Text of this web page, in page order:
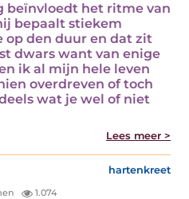
beïnvloedt het ritme van
bepaalt stiekem
den duur en dat zit
dwars want van enige
ik al mijn hele leven
overdreven of toch
wat je wel of niet
Lees meer >
hartenkreet
1.074